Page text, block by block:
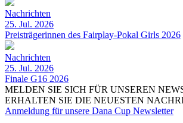
Nachrichten
25. Jul. 2026
Preisträgerinnen des Fairplay-Pokal Girls 2026
Nachrichten
25. Jul. 2026
Finale G16 2026
MELDEN SIE SICH FÜR UNSEREN
ERHALTEN SIE DIE NEUESTEN
Anmeldung für unsere Dana Cup Newsletter